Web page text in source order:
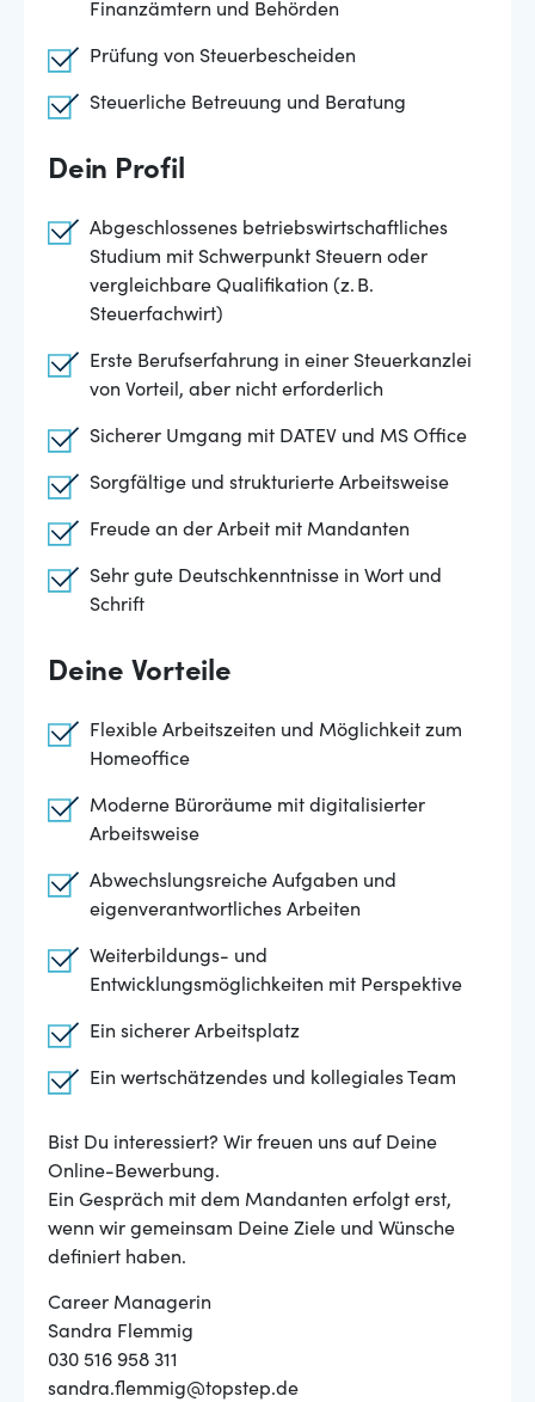
Finanzämtern und Behörden
Prüfung von Steuerbescheiden
Steuerliche Betreuung und Beratung
Dein Profil
Abgeschlossenes betriebswirtschaftliches
Studium mit Schwerpunkt Steuern oder
vergleichbare Qualifikation (z. B.
Steuerfachwirt)
Erste Berufserfahrung in einer Steuerkanzlei
von Vorteil, aber nicht erforderlich
Sicherer Umgang mit DATEV und MS Office
Sorgfältige und strukturierte Arbeitsweise
Freude an der Arbeit mit Mandanten
Sehr gute Deutschkenntnisse in Wort und
Schrift
Deine Vorteile
Flexible Arbeitszeiten und Möglichkeit zum
Homeoffice
Moderne Büroräume mit digitalisierter
Arbeitsweise
Abwechslungsreiche Aufgaben und
eigenverantwortliches Arbeiten
Weiterbildungs- und
Entwicklungsmöglichkeiten mit Perspektive
Ein sicherer Arbeitsplatz
Ein wertschätzendes und kollegiales Team
Bist Du interessiert? Wir freuen uns auf Deine
Online-Bewerbung.
Ein Gespräch mit dem Mandanten erfolgt erst,
wenn wir gemeinsam Deine Ziele und Wünsche
definiert haben.
Career Managerin
Sandra Flemmig
030 516 958 311
sandra.flemmig@topstep.de